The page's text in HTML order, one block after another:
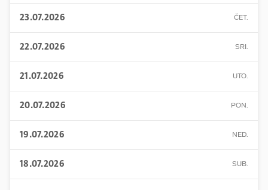
23.07.2026 ČET.
22.07.2026 SRI.
21.07.2026 UTO.
20.07.2026 PON.
19.07.2026 NED.
18.07.2026 SUB.